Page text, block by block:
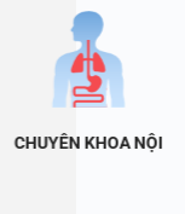
CHUYÊN KHOA NỘI